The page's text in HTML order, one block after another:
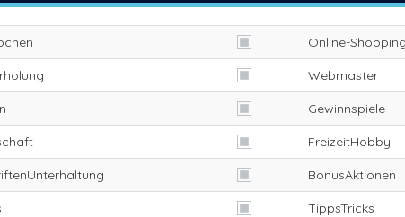
Online-Shopping
Webmaster
Gewinnspiele
FreizeitHobby
BonusAktionen
TippsTricks